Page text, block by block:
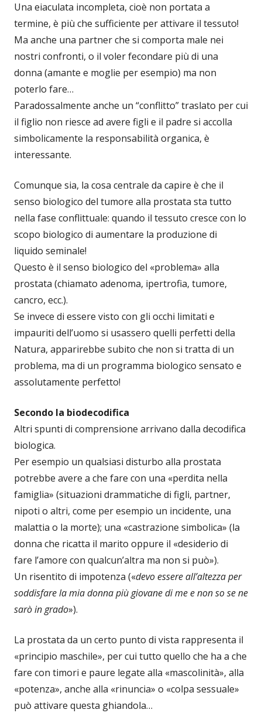
Una eiaculata incompleta, cioè non portata a
termine, è più che sufficiente per attivare il tessuto!
Ma anche una partner che si comporta male nei
nostri confronti, o il voler fecondare più di una
donna (amante e moglie per esempio) ma non
poterlo fare…
Paradossalmente anche un “conflitto” traslato per cui
il figlio non riesce ad avere figli e il padre si accolla
simbolicamente la responsabilità organica, è
interessante.
Comunque sia, la cosa centrale da capire è che il
senso biologico del tumore alla prostata sta tutto
nella fase conflittuale: quando il tessuto cresce con lo
scopo biologico di aumentare la produzione di
liquido seminale!
Questo è il senso biologico del «problema» alla
prostata (chiamato adenoma, ipertrofia, tumore,
cancro, ecc.).
Se invece di essere visto con gli occhi limitati e
impauriti dell’uomo si usassero quelli perfetti della
Natura, apparirebbe subito che non si tratta di un
problema, ma di un programma biologico sensato e
assolutamente perfetto!
Secondo la biodecodifica
Altri spunti di comprensione arrivano dalla decodifica
biologica.
Per esempio un qualsiasi disturbo alla prostata
potrebbe avere a che fare con una «perdita nella
famiglia» (situazioni drammatiche di figli, partner,
nipoti o altri, come per esempio un incidente, una
malattia o la morte); una «castrazione simbolica» (la
donna che ricatta il marito oppure il «desiderio di
fare l’amore con qualcun’altra ma non si può»).
Un risentito di impotenza («devo essere all’altezza per
soddisfare la mia donna più giovane di me e non so se ne
sarò in grado»).
La prostata da un certo punto di vista rappresenta il
«principio maschile», per cui tutto quello che ha a che
fare con timori e paure legate alla «mascolinità», alla
«potenza», anche alla «rinuncia» o «colpa sessuale»
può attivare questa ghiandola…